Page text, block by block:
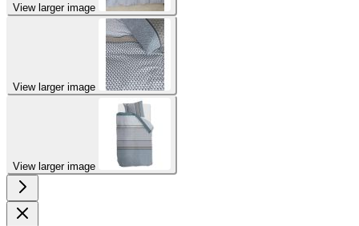
View larger image
View larger image
View larger image